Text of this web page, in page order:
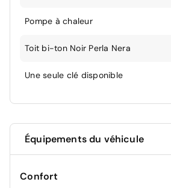
Pompe à chaleur
Toit bi-ton Noir Perla Nera
Une seule clé disponible
Équipements du véhicule
Confort